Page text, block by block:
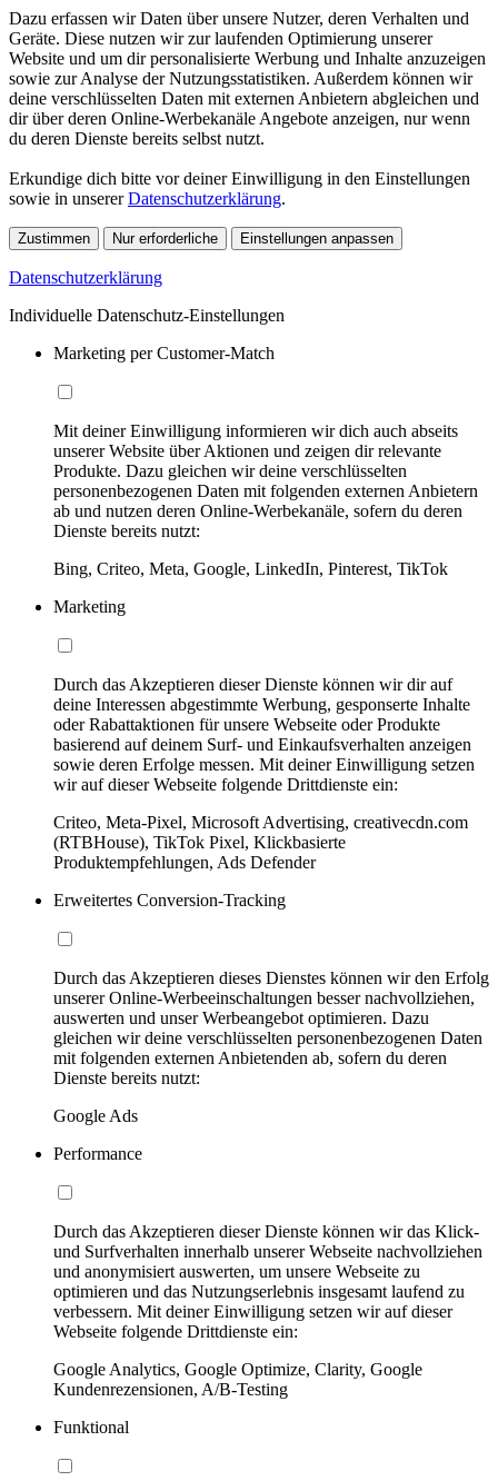
Dazu erfassen wir Daten über unsere Nutzer, deren Verhalten und
Geräte. Diese nutzen wir zur laufenden Optimierung unserer
Website und um dir personalisierte Werbung und Inhalte anzuzeigen
sowie zur Analyse der Nutzungsstatistiken. Außerdem können wir
deine verschlüsselten Daten mit externen Anbietern abgleichen und
dir über deren Online-Werbekanäle Angebote anzeigen, nur wenn
du deren Dienste bereits selbst nutzt.
Erkundige dich bitte vor deiner Einwilligung in den Einstellungen
sowie in unsererDatenschutzerklärung.
Zustimmen Nur erforderliche Einstellungen anpassen
Datenschutzerklärung
Individuelle Datenschutz-Einstellungen
Marketing per Customer-Match
Mit deiner Einwilligung informieren wir dich auch abseits
unserer Website über Aktionen und zeigen dir relevante
Produkte. Dazu gleichen wir deine verschlüsselten
personenbezogenen Daten mit folgenden externen Anbietern
ab und nutzen deren Online-Werbekanäle, sofern du deren
Dienste bereits nutzt:
Bing, Criteo, Meta, Google, LinkedIn, Pinterest, TikTok
Marketing
Durch das Akzeptieren dieser Dienste können wir dir auf
deine Interessen abgestimmte Werbung, gesponserte Inhalte
oder Rabattaktionen für unsere Webseite oder Produkte
basierend auf deinem Surf- und Einkaufsverhalten anzeigen
sowie deren Erfolge messen. Mit deiner Einwilligung setzen
wir auf dieser Webseite folgende Drittdienste ein:
Criteo, Meta-Pixel, Microsoft Advertising, creativecdn.com
(RTBHouse), TikTok Pixel, Klickbasierte
Produktempfehlungen, Ads Defender
Erweitertes Conversion-Tracking
Durch das Akzeptieren dieses Dienstes können wir den Erfolg
unserer Online-Werbeeinschaltungen besser nachvollziehen,
auswerten und unser Werbeangebot optimieren. Dazu
gleichen wir deine verschlüsselten personenbezogenen Daten
mit folgenden externen Anbietenden ab, sofern du deren
Dienste bereits nutzt:
Google Ads
Performance
Durch das Akzeptieren dieser Dienste können wir das Klick-
und Surfverhalten innerhalb unserer Webseite nachvollziehen
und anonymisiert auswerten, um unsere Webseite zu
optimieren und das Nutzungserlebnis insgesamt laufend zu
verbessern. Mit deiner Einwilligung setzen wir auf dieser
Webseite folgende Drittdienste ein:
Google Analytics, Google Optimize, Clarity, Google
Kundenrezensionen, A/B-Testing
Funktional